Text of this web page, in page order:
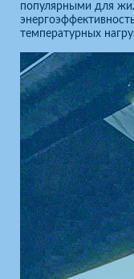
популярными для
температурных